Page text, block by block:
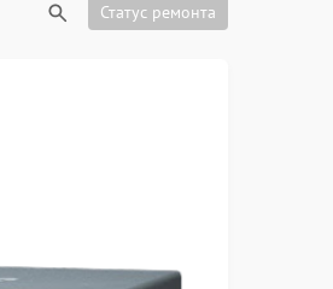
Статус ремонта